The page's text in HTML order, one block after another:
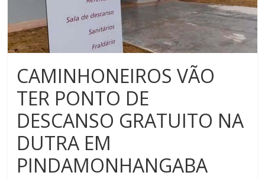
CAMINHONEIROS VÃO
TER PONTO DE
DESCANSO GRATUITO NA
DUTRA EM
PINDAMONHANGABA